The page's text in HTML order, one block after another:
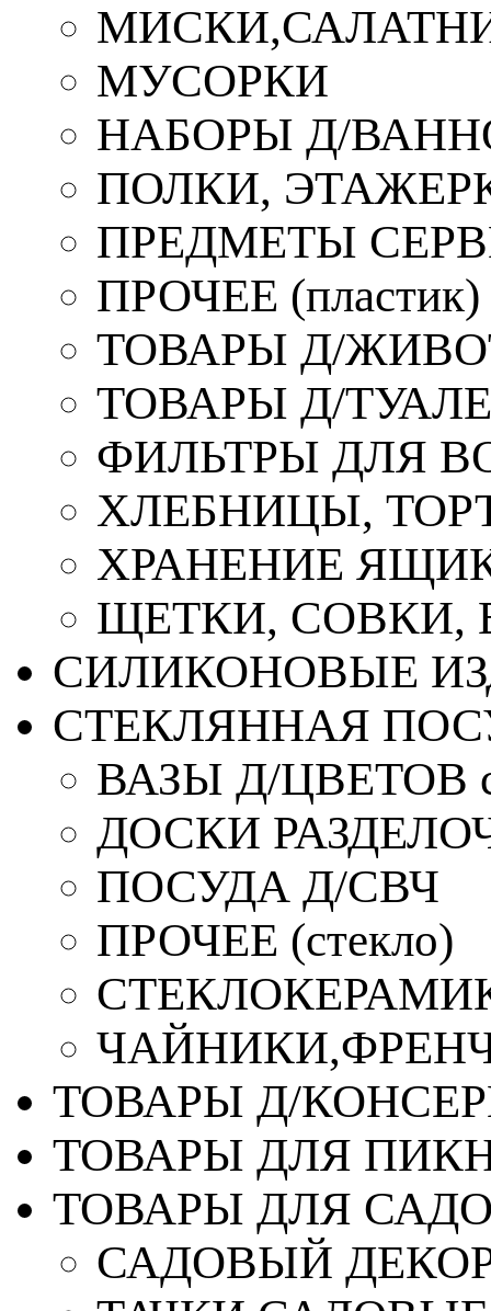
МУСОРКИ
НАБОРЫ Д/
ПОЛКИ,
ПРЕДМЕТЫ
ПРОЧЕЕ (пластик)
ТОВАРЫ Д/
ТОВАРЫ Д/
ФИЛЬТРЫ ДЛЯ
ХЛЕБНИЦЫ,
ХРАНЕНИЕ
ЩЕТКИ, СОВКИ,
СИЛИКОНОВЫЕ
СТЕКЛЯННАЯ
ВАЗЫ Д/ЦВЕТОВ
ДОСКИ
ПОСУДА Д/СВЧ
ПРОЧЕЕ (стекло)
ТОВАРЫ Д/
ТОВАРЫ ДЛЯ
ТОВАРЫ ДЛЯ
САДОВЫЙ